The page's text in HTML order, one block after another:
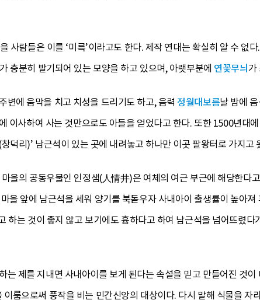
사람들은 이를 ‘미륵’이라고도 한다. 제작 연대는 확실히 알 수 없
충분히 발기되어 있는 모양을 하고 있으며, 아랫부분에 연꽃무늬가
변에 움막을 치고 치성을 드리기도 하고, 음력 정월대보름날 밤에
이사하여 사는 것만으로도 아들을 얻었다고 한다. 또한 1500년대
덕리)’ 남근석이 있는 곳에 내려놓고 하나만 이곳 팔왕터로 가지고
을의 공동우물인 인정샘(人情井)은 여체의 여근 부근에 해당한다
을 앞에 남근석을 세워 양기를 북돋우자 사내아이 출생률이 높아져
하는 것이 좋지 않고 보기에도 흉하다고 하여 남근석을 넘어뜨렸다
제를 지내면 사내아이를 보게 된다는 속설을 믿고 만들어진 것이
룸으로써 풍작을 비는 민간신앙의 대상이다. 다시 말해 식물을 자